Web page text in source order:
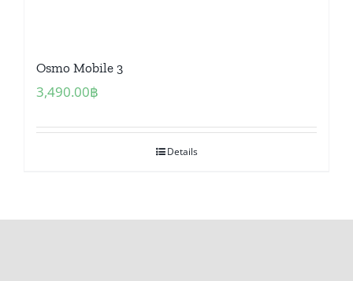
Osmo Mobile 3
3,490.00฿
Details